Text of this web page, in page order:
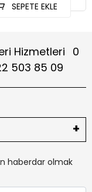
SEPETE EKLE
Hizmetleri
0
503 85 09
haberdar olmak